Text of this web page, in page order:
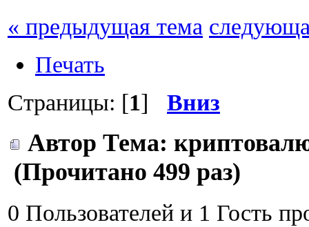
« предыдущая тема
Печать
Страницы: [1] Вниз
Автор Тема:
(Прочитано 499 раз)
0 Пользователей и 1 Гость